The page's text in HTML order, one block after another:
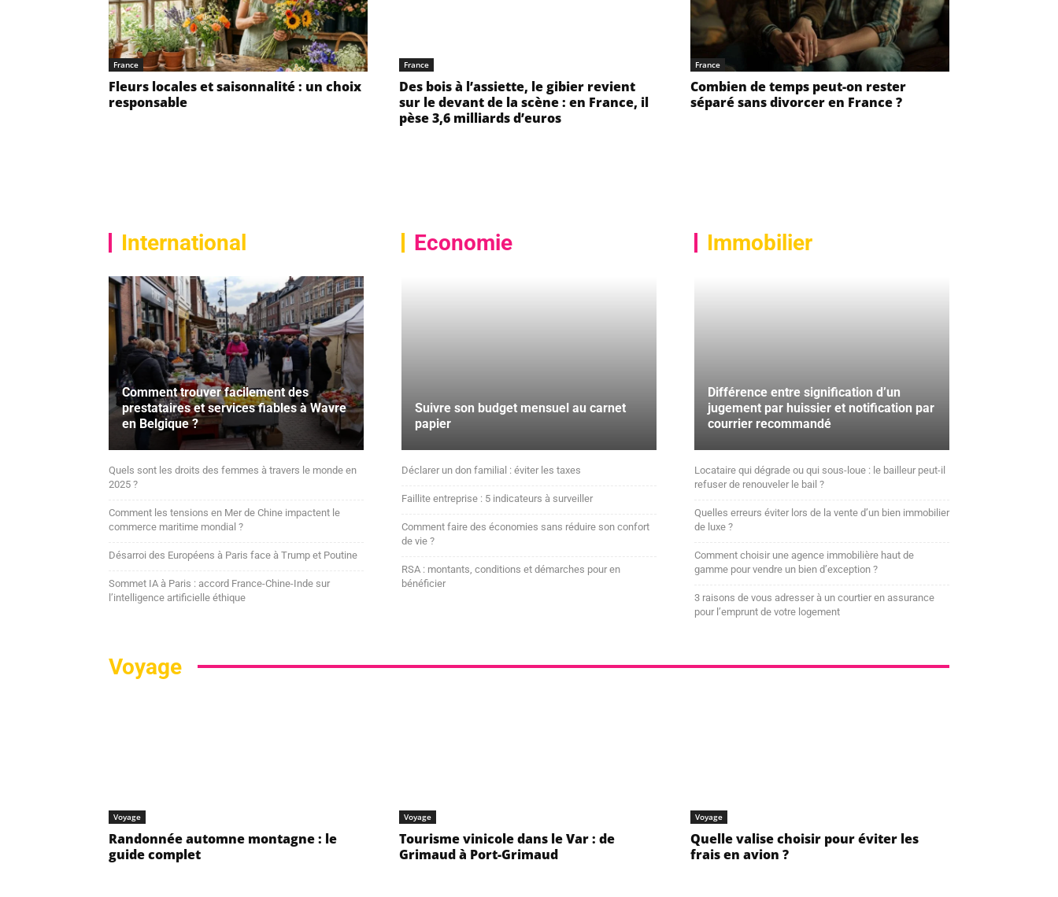
France
Fleurs locales et saisonnalité : un choix
responsable
France
Des bois à l’assiette, le gibier revient
sur le devant de la scène : en France, il
pèse 3,6 milliards d’euros
France
Combien de temps peut-on rester
séparé sans divorcer en France ?
International
Comment trouver facilement des
prestataires et services fiables à Wavre
en Belgique ?
Quels sont les droits des femmes à travers le monde en
2025 ?
Comment les tensions en Mer de Chine impactent le
commerce maritime mondial ?
Désarroi des Européens à Paris face à Trump et Poutine
Sommet IA à Paris : accord France-Chine-Inde sur
l’intelligence artificielle éthique
Economie
Suivre son budget mensuel au carnet
papier
Déclarer un don familial : éviter les taxes
Faillite entreprise : 5 indicateurs à surveiller
Comment faire des économies sans réduire son confort
de vie ?
RSA : montants, conditions et démarches pour en
bénéficier
Immobilier
Différence entre signification d’un
jugement par huissier et notification par
courrier recommandé
Locataire qui dégrade ou qui sous-loue : le bailleur peut-il
refuser de renouveler le bail ?
Quelles erreurs éviter lors de la vente d’un bien immobilier
de luxe ?
Comment choisir une agence immobilière haut de
gamme pour vendre un bien d’exception ?
3 raisons de vous adresser à un courtier en assurance
pour l’emprunt de votre logement
Voyage
Voyage
Randonnée automne montagne : le
guide complet
Voyage
Tourisme vinicole dans le Var : de
Grimaud à Port-Grimaud
Voyage
Quelle valise choisir pour éviter les
frais en avion ?